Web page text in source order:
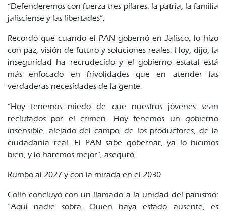
“Defenderemos con fuerza tres pilares: la patria, la familia
jalisciense y las libertades”.
Recordó que cuando el PAN gobernó en Jalisco, lo hizo
con paz, visión de futuro y soluciones reales. Hoy, dijo, la
inseguridad ha recrudecido y el gobierno estatal está
más enfocado en frivolidades que en atender las
verdaderas necesidades de la gente.
“Hoy tenemos miedo de que nuestros jóvenes sean
reclutados por el crimen. Hoy tenemos un gobierno
insensible, alejado del campo, de los productores, de la
ciudadanía real. El PAN sabe gobernar, ya lo hicimos
bien, y lo haremos mejor”, aseguró.
Rumbo al 2027 y con la mirada en el 2030
Colín concluyó con un llamado a la unidad del panismo:
“Aquí nadie sobra. Quien haya estado ausente, es